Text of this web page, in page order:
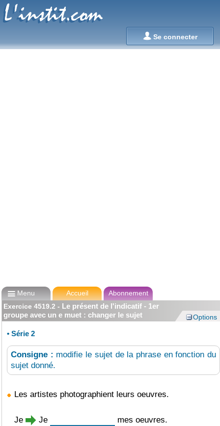
Se connecter
L'instit.com
L'instit.com
Menu Accueil
Abonnement
Exercice 4519.2 - Le présent de l'indicatif - 1er
groupe avec un e muet : changer le sujet
Options
• Série 2
Consigne : modifie le sujet de la phrase en fonction du
sujet donné.
Les artistes photographient leurs oeuvres.
Je Je mes oeuvres.